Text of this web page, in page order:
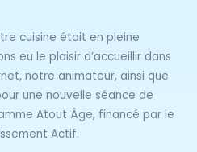
cuisine était en pleine
eu le plaisir d’accueillir dans
notre animateur, ainsi que
une nouvelle séance de
Atout Âge, financé par le
Actif.